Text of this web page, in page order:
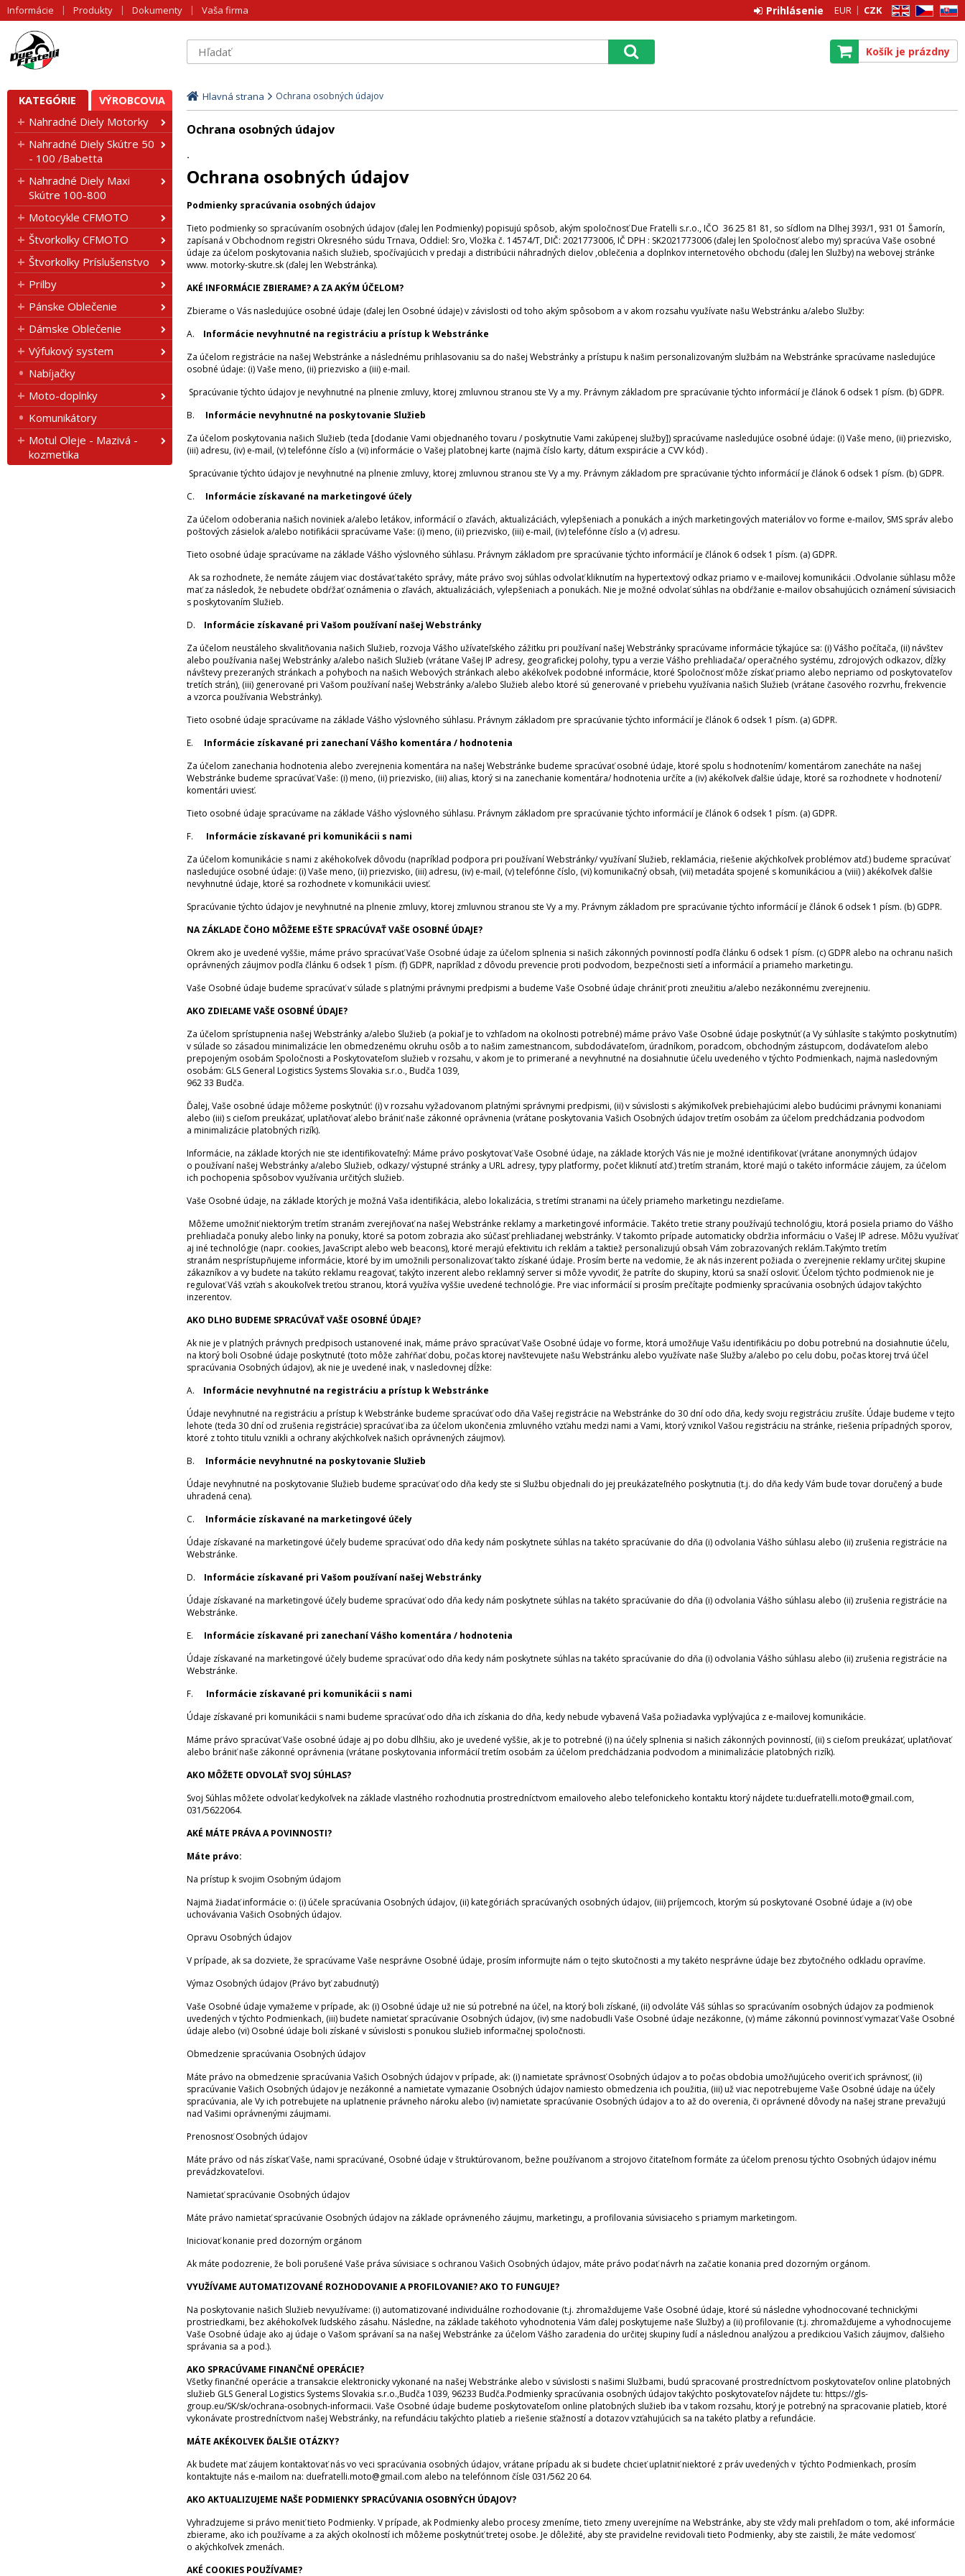
Informácie Produkty Dokumenty Vaša firma EN CZ SK
EUR CZK
Prihlásenie
Košík je prázdny
KATEGÓRIE VÝROBCOVIA
Nahradné Diely Motorky
Nahradné Diely Skútre 50
- 100 /Babetta
Nahradné Diely Maxi
Skútre 100-800
Motocykle CFMOTO
Štvorkolky CFMOTO
Štvorkolky Príslušenstvo
Prilby
Pánske Oblečenie
Dámske Oblečenie
Výfukový system
Nabíjačky
Moto-doplnky
Komunikátory
Motul Oleje - Mazivá -
kozmetika
Hlavná strana Ochrana osobných údajov
Ochrana osobných údajov
.
Ochrana osobných údajov
Podmienky spracúvania osobných údajov
Tieto podmienky so spracúvaním osobných údajov (ďalej len Podmienky) popisujú spôsob, akým spoločnosť Due Fratelli s.r.o., IČO 36 25 81 81, so sídlom na Dlhej 393/1, 931 01 Šamorín,
zapísaná v Obchodnom registri Okresného súdu Trnava, Oddiel: Sro, Vložka č. 14574/T, DIČ: 2021773006, IČ DPH : SK2021773006 (ďalej len Spoločnosť alebo my) spracúva Vaše osobné
údaje za účelom poskytovania našich služieb, spočívajúcich v predaji a distribúcii náhradných dielov ,oblečenia a doplnkov internetového obchodu (ďalej len Služby) na webovej stránke
www. motorky-skutre.sk (ďalej len Webstránka).
AKÉ INFORMÁCIE ZBIERAME? A ZA AKÝM ÚČELOM?
Zbierame o Vás nasledujúce osobné údaje (ďalej len Osobné údaje) v závislosti od toho akým spôsobom a v akom rozsahu využívate našu Webstránku a/alebo Služby:
A. Informácie nevyhnutné na registráciu a prístup k Webstránke
Za účelom registrácie na našej Webstránke a následnému prihlasovaniu sa do našej Webstránky a prístupu k našim personalizovaným službám na Webstránke spracúvame nasledujúce
osobné údaje: (i) Vaše meno, (ii) priezvisko a (iii) e-mail.
Spracúvanie týchto údajov je nevyhnutné na plnenie zmluvy, ktorej zmluvnou stranou ste Vy a my. Právnym základom pre spracúvanie týchto informácií je článok 6 odsek 1 písm. (b) GDPR.
B. Informácie nevyhnutné na poskytovanie Služieb
Za účelom poskytovania našich Služieb (teda [dodanie Vami objednaného tovaru / poskytnutie Vami zakúpenej služby]) spracúvame nasledujúce osobné údaje: (i) Vaše meno, (ii) priezvisko,
(iii) adresu, (iv) e-mail, (v) telefónne číslo a (vi) informácie o Vašej platobnej karte (najmä číslo karty, dátum exspirácie a CVV kód) .
Spracúvanie týchto údajov je nevyhnutné na plnenie zmluvy, ktorej zmluvnou stranou ste Vy a my. Právnym základom pre spracúvanie týchto informácií je článok 6 odsek 1 písm. (b) GDPR.
C. Informácie získavané na marketingové účely
Za účelom odoberania našich noviniek a/alebo letákov, informácií o zľavách, aktualizáciách, vylepšeniach a ponukách a iných marketingových materiálov vo forme e-mailov, SMS správ alebo
poštových zásielok a/alebo notifikácii spracúvame Vaše: (i) meno, (ii) priezvisko, (iii) e-mail, (iv) telefónne číslo a (v) adresu.
Tieto osobné údaje spracúvame na základe Vášho výslovného súhlasu. Právnym základom pre spracúvanie týchto informácií je článok 6 odsek 1 písm. (a) GDPR.
Ak sa rozhodnete, že nemáte záujem viac dostávať takéto správy, máte právo svoj súhlas odvolať kliknutím na hypertextový odkaz priamo v e-mailovej komunikácii .Odvolanie súhlasu môže
mať za následok, že nebudete obdŕžať oznámenia o zľavách, aktualizáciách, vylepšeniach a ponukách. Nie je možné odvolať súhlas na obdŕžanie e-mailov obsahujúcich oznámení súvisiacich
s poskytovaním Služieb.
D. Informácie získavané pri Vašom používaní našej Webstránky
Za účelom neustáleho skvalitňovania našich Služieb, rozvoja Vášho užívateľského zážitku pri používaní našej Webstránky spracúvame informácie týkajúce sa: (i) Vášho počítača, (ii) návštev
alebo používania našej Webstránky a/alebo našich Služieb (vrátane Vašej IP adresy, geografickej polohy, typu a verzie Vášho prehliadača/ operačného systému, zdrojových odkazov, dĺžky
návštevy prezeraných stránkach a pohyboch na našich Webových stránkach alebo akékoľvek podobné informácie, ktoré Spoločnosť môže získať priamo alebo nepriamo od poskytovateľov
tretích strán), (iii) generované pri Vašom používaní našej Webstránky a/alebo Služieb alebo ktoré sú generované v priebehu využívania našich Služieb (vrátane časového rozvrhu, frekvencie
a vzorca používania Webstránky).
Tieto osobné údaje spracúvame na základe Vášho výslovného súhlasu. Právnym základom pre spracúvanie týchto informácií je článok 6 odsek 1 písm. (a) GDPR.
E. Informácie získavané pri zanechaní Vášho komentára / hodnotenia
Za účelom zanechania hodnotenia alebo zverejnenia komentára na našej Webstránke budeme spracúvať osobné údaje, ktoré spolu s hodnotením/ komentárom zanecháte na našej
Webstránke budeme spracúvať Vaše: (i) meno, (ii) priezvisko, (iii) alias, ktorý si na zanechanie komentára/ hodnotenia určíte a (iv) akékoľvek ďalšie údaje, ktoré sa rozhodnete v hodnotení/
komentári uviesť.
Tieto osobné údaje spracúvame na základe Vášho výslovného súhlasu. Právnym základom pre spracúvanie týchto informácií je článok 6 odsek 1 písm. (a) GDPR.
F. Informácie získavané pri komunikácii s nami
Za účelom komunikácie s nami z akéhokoľvek dôvodu (napríklad podpora pri používaní Webstránky/ využívaní Služieb, reklamácia, riešenie akýchkoľvek problémov atď.) budeme spracúvať
nasledujúce osobné údaje: (i) Vaše meno, (ii) priezvisko, (iii) adresu, (iv) e-mail, (v) telefónne číslo, (vi) komunikačný obsah, (vii) metadáta spojené s komunikáciou a (viii) ) akékoľvek ďalšie
nevyhnutné údaje, ktoré sa rozhodnete v komunikácii uviesť.
Spracúvanie týchto údajov je nevyhnutné na plnenie zmluvy, ktorej zmluvnou stranou ste Vy a my. Právnym základom pre spracúvanie týchto informácií je článok 6 odsek 1 písm. (b) GDPR.
NA ZÁKLADE ČOHO MÔŽEME EŠTE SPRACÚVAŤ VAŠE OSOBNÉ ÚDAJE?
Okrem ako je uvedené vyššie, máme právo spracúvať Vaše Osobné údaje za účelom splnenia si našich zákonných povinností podľa článku 6 odsek 1 písm. (c) GDPR alebo na ochranu našich
oprávnených záujmov podľa článku 6 odsek 1 písm. (f) GDPR, napríklad z dôvodu prevencie proti podvodom, bezpečnosti sietí a informácií a priameho marketingu.
Vaše Osobné údaje budeme spracúvať v súlade s platnými právnymi predpismi a budeme Vaše Osobné údaje chrániť proti zneužitiu a/alebo nezákonnému zverejneniu.
AKO ZDIEĽAME VAŠE OSOBNÉ ÚDAJE?
Za účelom sprístupnenia našej Webstránky a/alebo Služieb (a pokiaľ je to vzhľadom na okolnosti potrebné) máme právo Vaše Osobné údaje poskytnúť (a Vy súhlasíte s takýmto poskytnutím)
v súlade so zásadou minimalizácie len obmedzenému okruhu osôb a to našim zamestnancom, subdodávateľom, úradníkom, poradcom, obchodným zástupcom, dodávateľom alebo
prepojeným osobám Spoločnosti a Poskytovateľom služieb v rozsahu, v akom je to primerané a nevyhnutné na dosiahnutie účelu uvedeného v týchto Podmienkach, najmä nasledovným
osobám: GLS General Logistics Systems Slovakia s.r.o., Budča 1039,
962 33 Budča.
Ďalej, Vaše osobné údaje môžeme poskytnúť: (i) v rozsahu vyžadovanom platnými správnymi predpismi, (ii) v súvislosti s akýmikoľvek prebiehajúcimi alebo budúcimi právnymi konaniami
alebo (iii) s cieľom preukázať, uplatňovať alebo brániť naše zákonné oprávnenia (vrátane poskytovania Vašich Osobných údajov tretím osobám za účelom predchádzania podvodom
a minimalizácie platobných rizík).
Informácie, na základe ktorých nie ste identifikovateľný: Máme právo poskytovať Vaše Osobné údaje, na základe ktorých Vás nie je možné identifikovať (vrátane anonymných údajov
o používaní našej Webstránky a/alebo Služieb, odkazy/ výstupné stránky a URL adresy, typy platformy, počet kliknutí atď.) tretím stranám, ktoré majú o takéto informácie záujem, za účelom
ich pochopenia spôsobov využívania určitých služieb.
Vaše Osobné údaje, na základe ktorých je možná Vaša identifikácia, alebo lokalizácia, s tretími stranami na účely priameho marketingu nezdieľame.
Môžeme umožniť niektorým tretím stranám zverejňovať na našej Webstránke reklamy a marketingové informácie. Takéto tretie strany používajú technológiu, ktorá posiela priamo do Vášho
prehliadača ponuky alebo linky na ponuky, ktoré sa potom zobrazia ako súčasť prehliadanej webstránky. V takomto prípade automaticky obdržia informáciu o Vašej IP adrese. Môžu využívať
aj iné technológie (napr. cookies, JavaScript alebo web beacons), ktoré merajú efektivitu ich reklám a taktiež personalizujú obsah Vám zobrazovaných reklám.Takýmto tretím
stranám nesprístupňujeme informácie, ktoré by im umožnili personalizovať takto získané údaje. Prosím berte na vedomie, že ak nás inzerent požiada o zverejnenie reklamy určitej skupine
zákazníkov a vy budete na takúto reklamu reagovať, takýto inzerent alebo reklamný server si môže vyvodiť, že patríte do skupiny, ktorú sa snaží osloviť. Účelom týchto podmienok nie je
regulovať Váš vzťah s akoukoľvek treťou stranou, ktorá využíva vyššie uvedené technológie. Pre viac informácií si prosím prečítajte podmienky spracúvania osobných údajov takýchto
inzerentov.
AKO DLHO BUDEME SPRACÚVAŤ VAŠE OSOBNÉ ÚDAJE?
Ak nie je v platných právnych predpisoch ustanovené inak, máme právo spracúvať Vaše Osobné údaje vo forme, ktorá umožňuje Vašu identifikáciu po dobu potrebnú na dosiahnutie účelu,
na ktorý boli Osobné údaje poskytnuté (toto môže zahŕňať dobu, počas ktorej navštevujete našu Webstránku alebo využívate naše Služby a/alebo po celu dobu, počas ktorej trvá účel
spracúvania Osobných údajov), ak nie je uvedené inak, v nasledovnej dĺžke:
A. Informácie nevyhnutné na registráciu a prístup k Webstránke
Údaje nevyhnutné na registráciu a prístup k Webstránke budeme spracúvať odo dňa Vašej registrácie na Webstránke do 30 dní odo dňa, kedy svoju registráciu zrušíte. Údaje budeme v tejto
lehote (teda 30 dní od zrušenia registrácie) spracúvať iba za účelom ukončenia zmluvného vzťahu medzi nami a Vami, ktorý vznikol Vašou registráciu na stránke, riešenia prípadných sporov,
ktoré z tohto titulu vznikli a ochrany akýchkoľvek našich oprávnených záujmov).
B. Informácie nevyhnutné na poskytovanie Služieb
Údaje nevyhnutné na poskytovanie Služieb budeme spracúvať odo dňa kedy ste si Službu objednali do jej preukázateľného poskytnutia (t.j. do dňa kedy Vám bude tovar doručený a bude
uhradená cena).
C. Informácie získavané na marketingové účely
Údaje získavané na marketingové účely budeme spracúvať odo dňa kedy nám poskytnete súhlas na takéto spracúvanie do dňa (i) odvolania Vášho súhlasu alebo (ii) zrušenia registrácie na
Webstránke.
D. Informácie získavané pri Vašom používaní našej Webstránky
Údaje získavané na marketingové účely budeme spracúvať odo dňa kedy nám poskytnete súhlas na takéto spracúvanie do dňa (i) odvolania Vášho súhlasu alebo (ii) zrušenia registrácie na
Webstránke.
E. Informácie získavané pri zanechaní Vášho komentára / hodnotenia
Údaje získavané na marketingové účely budeme spracúvať odo dňa kedy nám poskytnete súhlas na takéto spracúvanie do dňa (i) odvolania Vášho súhlasu alebo (ii) zrušenia registrácie na
Webstránke.
F. Informácie získavané pri komunikácii s nami
Údaje získavané pri komunikácii s nami budeme spracúvať odo dňa ich získania do dňa, kedy nebude vybavená Vaša požiadavka vyplývajúca z e-mailovej komunikácie.
Máme právo spracúvať Vaše osobné údaje aj po dobu dlhšiu, ako je uvedené vyššie, ak je to potrebné (i) na účely splnenia si našich zákonných povinností, (ii) s cieľom preukázať, uplatňovať
alebo brániť naše zákonné oprávnenia (vrátane poskytovania informácií tretím osobám za účelom predchádzania podvodom a minimalizácie platobných rizík).
AKO MÔŽETE ODVOLAŤ SVOJ SÚHLAS?
Svoj Súhlas môžete odvolať kedykoľvek na základe vlastného rozhodnutia prostredníctvom emailoveho alebo telefonickeho kontaktu ktorý nájdete tu:duefratelli.moto@gmail.com,
031/5622064.
AKÉ MÁTE PRÁVA A POVINNOSTI?
Máte právo:
Na prístup k svojim Osobným údajom
Najmä žiadať informácie o: (i) účele spracúvania Osobných údajov, (ii) kategóriách spracúvaných osobných údajov, (iii) príjemcoch, ktorým sú poskytované Osobné údaje a (iv) obe
uchovávania Vašich Osobných údajov.
Opravu Osobných údajov
V prípade, ak sa dozviete, že spracúvame Vaše nesprávne Osobné údaje, prosím informujte nám o tejto skutočnosti a my takéto nesprávne údaje bez zbytočného odkladu opravíme.
Výmaz Osobných údajov (Právo byť zabudnutý)
Vaše Osobné údaje vymažeme v prípade, ak: (i) Osobné údaje už nie sú potrebné na účel, na ktorý boli získané, (ii) odvoláte Váš súhlas so spracúvaním osobných údajov za podmienok
uvedených v týchto Podmienkach, (iii) budete namietať spracúvanie Osobných údajov, (iv) sme nadobudli Vaše Osobné údaje nezákonne, (v) máme zákonnú povinnosť vymazať Vaše Osobné
údaje alebo (vi) Osobné údaje boli získané v súvislosti s ponukou služieb informačnej spoločnosti.
Obmedzenie spracúvania Osobných údajov
Máte právo na obmedzenie spracúvania Vašich Osobných údajov v prípade, ak: (i) namietate správnosť Osobných údajov a to počas obdobia umožňujúceho overiť ich správnosť, (ii)
spracúvanie Vašich Osobných údajov je nezákonné a namietate vymazanie Osobných údajov namiesto obmedzenia ich použitia, (iii) už viac nepotrebujeme Vaše Osobné údaje na účely
spracúvania, ale Vy ich potrebujete na uplatnenie právneho nároku alebo (iv) namietate spracúvanie Osobných údajov a to až do overenia, či oprávnené dôvody na našej strane prevažujú
nad Vašimi oprávnenými záujmami.
Prenosnosť Osobných údajov
Máte právo od nás získať Vaše, nami spracúvané, Osobné údaje v štruktúrovanom, bežne používanom a strojovo čitateľnom formáte za účelom prenosu týchto Osobných údajov inému
prevádzkovateľovi.
Namietať spracúvanie Osobných údajov
Máte právo namietať spracúvanie Osobných údajov na základe oprávneného záujmu, marketingu, a profilovania súvisiaceho s priamym marketingom.
Iniciovať konanie pred dozorným orgánom
Ak máte podozrenie, že boli porušené Vaše práva súvisiace s ochranou Vašich Osobných údajov, máte právo podať návrh na začatie konania pred dozorným orgánom.
VYUŽÍVAME AUTOMATIZOVANÉ ROZHODOVANIE A PROFILOVANIE? AKO TO FUNGUJE?
Na poskytovanie našich Služieb nevyužívame: (i) automatizované individuálne rozhodovanie (t.j. zhromažďujeme Vaše Osobné údaje, ktoré sú následne vyhodnocované technickými
prostriedkami, bez akéhokoľvek ľudského zásahu. Následne, na základe takéhoto vyhodnotenia Vám ďalej poskytujeme naše Služby) a (ii) profilovanie (t.j. zhromažďujeme a vyhodnocujeme
Vaše Osobné údaje ako aj údaje o Vašom správaní sa na našej Webstránke za účelom Vášho zaradenia do určitej skupiny ľudí a následnou analýzou a predikciou Vašich záujmov, ďalšieho
správania sa a pod.).
AKO SPRACÚVAME FINANČNÉ OPERÁCIE?
Všetky finančné operácie a transakcie elektronicky vykonané na našej Webstránke alebo v súvislosti s našimi Službami, budú spracované prostredníctvom poskytovateľov online platobných
služieb GLS General Logistics Systems Slovakia s.r.o.,Budča 1039, 96233 Budča.Podmienky spracúvania osobných údajov takýchto poskytovateľov nájdete tu: https://gls-
group.eu/SK/sk/ochrana-osobnych-informacii. Vaše Osobné údaje budeme poskytovateľom online platobných služieb iba v takom rozsahu, ktorý je potrebný na spracovanie platieb, ktoré
vykonávate prostredníctvom našej Webstránky, na refundáciu takýchto platieb a riešenie sťažností a dotazov vzťahujúcich sa na takéto platby a refundácie.
MÁTE AKÉKOĽVEK ĎALŠIE OTÁZKY?
Ak budete mať záujem kontaktovať nás vo veci spracúvania osobných údajov, vrátane prípadu ak si budete chcieť uplatniť niektoré z práv uvedených v týchto Podmienkach, prosím
kontaktujte nás e-mailom na: duefratelli.moto@gmail.com alebo na telefónnom čísle 031/562 20 64.
AKO AKTUALIZUJEME NAŠE PODMIENKY SPRACÚVANIA OSOBNÝCH ÚDAJOV?
Vyhradzujeme si právo meniť tieto Podmienky. V prípade, ak Podmienky alebo procesy zmeníme, tieto zmeny uverejníme na Webstránke, aby ste vždy mali prehľadom o tom, aké informácie
zbierame, ako ich používame a za akých okolností ich môžeme poskytnúť tretej osobe. Je dôležité, aby ste pravidelne revidovali tieto Podmienky, aby ste zaistili, že máte vedomosť
o akýchkoľvek zmenách.
AKÉ COOKIES POUŽÍVAME?